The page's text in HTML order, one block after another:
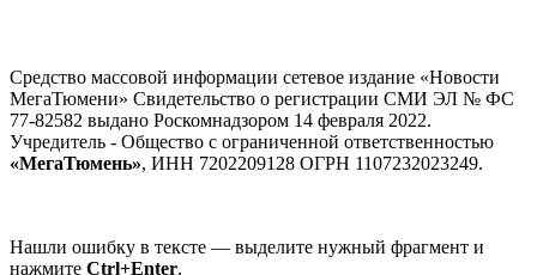
Средство массовой информации сетевое издание «Новости
МегаТюмени» Свидетельство о регистрации СМИ ЭЛ № ФС
77-82582 выдано Роскомнадзором 14 февраля 2022.
Учредитель - Общество с ограниченной ответственностью
«МегаТюмень», ИНН 7202209128 ОГРН 1107232023249.
Нашли ошибку в тексте — выделите нужный фрагмент и
нажмите Ctrl+Enter.